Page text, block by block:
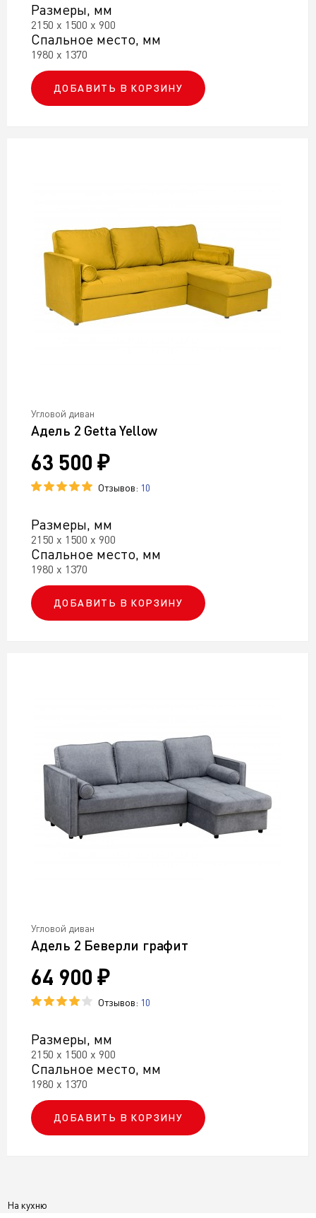
Размеры, мм
2150 х 1500 х 900
Спальное место, мм
1980 х 1370
ДОБАВИТЬ В КОРЗИНУ
Угловой диван
Адель 2 Getta Yellow
63 500 ₽
Отзывов: 10
Размеры, мм
2150 х 1500 х 900
Спальное место, мм
1980 х 1370
ДОБАВИТЬ В КОРЗИНУ
Угловой диван
Адель 2 Беверли графит
64 900 ₽
Отзывов: 10
Размеры, мм
2150 х 1500 х 900
Спальное место, мм
1980 х 1370
ДОБАВИТЬ В КОРЗИНУ
На кухню